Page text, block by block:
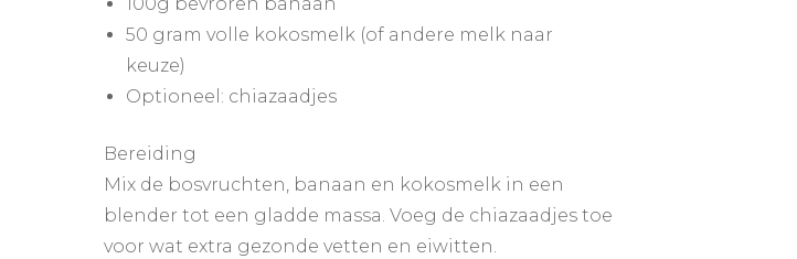
50 gram volle kokosmelk (of andere melk naar
keuze)
Optioneel: chiazaadjes
Bereiding
Mix de bosvruchten, banaan en kokosmelk in een
blender tot een gladde massa. Voeg de chiazaadjes toe
voor wat extra gezonde vetten en eiwitten.